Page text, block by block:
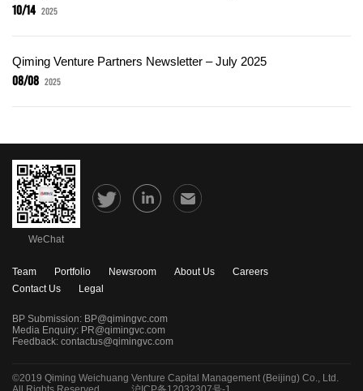
10/14 2025
Qiming Venture Partners Newsletter – July 2025
08/08 2025
WeChat
Team Portfolio Newsroom About Us
Careers
Contact Us
Legal
BP Submission: BP@qimingvc.com
Media Enquiry: PR@qimingvc.com
Feedback: contactus@qimingvc.com
©2019 Qiming Weichuang Venture Capital Management (Beijing) Co., Ltd.